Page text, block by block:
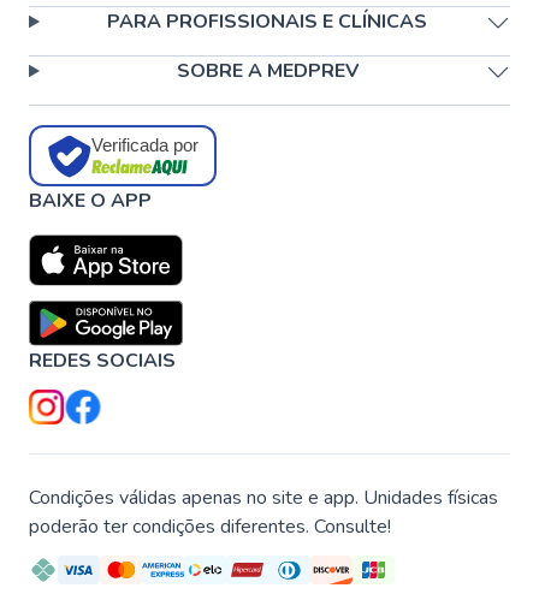
PARA PROFISSIONAIS E CLÍNICAS
SOBRE A MEDPREV
Verificada por
BAIXE O APP
REDES SOCIAIS
Condições válidas apenas no site e app. Unidades físicas
poderão ter condições diferentes. Consulte!